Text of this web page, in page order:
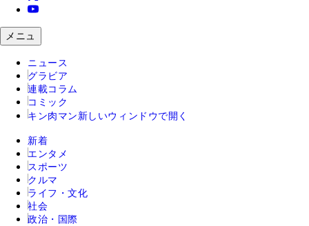
メニュ
ニュース
グラビア
連載コラム
コミック
キン肉マン 新しいウィンドウで開く
新着
エンタメ
スポーツ
クルマ
ライフ・文化
社会
政治・国際